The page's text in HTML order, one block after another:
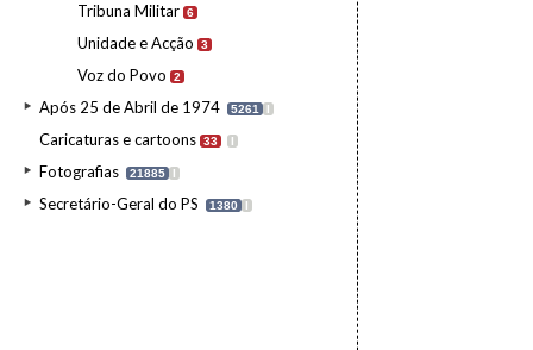
Tribuna Militar 6
Unidade e Acção 3
Voz do Povo 2
Após 25 de Abril de 1974 5261 I
Caricaturas e cartoons 33 I
Fotografias 21885 I
Secretário-Geral do PS 1380 I